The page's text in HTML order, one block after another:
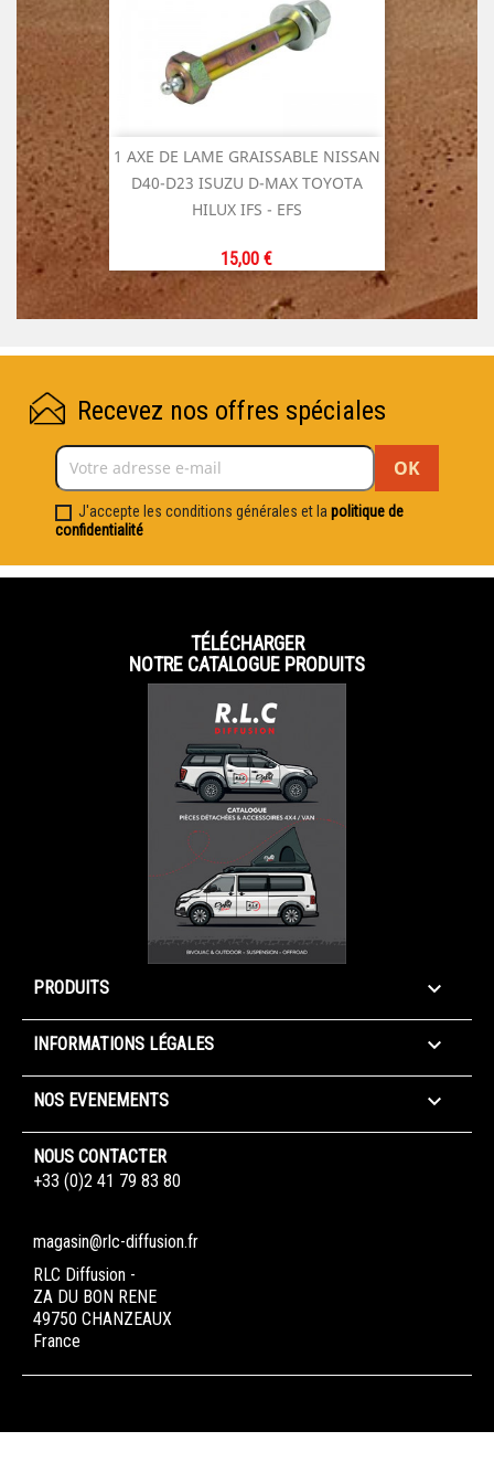
1 AXE DE LAME GRAISSABLE NISSAN
D40-D23 ISUZU D-MAX TOYOTA
HILUX IFS - EFS
Prix
15,00 €
Recevez nos offres spéciales
J'accepte les conditions générales et la politique de
confidentialité
TÉLÉCHARGER
NOTRE CATALOGUE PRODUITS
PRODUITS 
INFORMATIONS LÉGALES 
NOS EVENEMENTS 
NOUS CONTACTER
+33 (0)2 41 79 83 80
magasin@rlc-diffusion.fr
RLC Diffusion -
ZA DU BON RENE
49750 CHANZEAUX
France